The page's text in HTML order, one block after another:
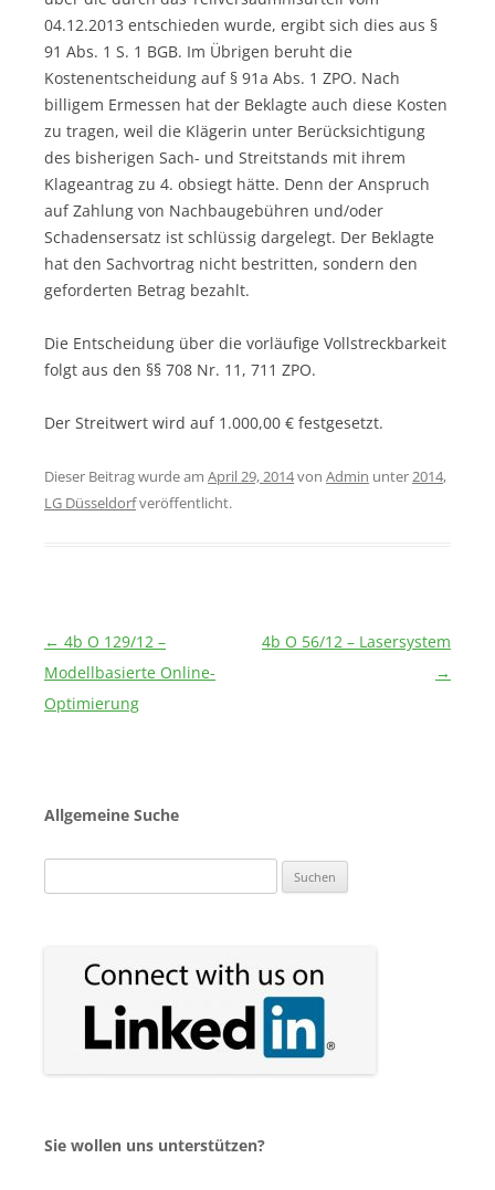
04.12.2013 entschieden wurde, ergibt sich dies aus §
91 Abs. 1 S. 1 BGB. Im Übrigen beruht die
Kostenentscheidung auf § 91a Abs. 1 ZPO. Nach
billigem Ermessen hat der Beklagte auch diese Kosten
zu tragen, weil die Klägerin unter Berücksichtigung
des bisherigen Sach- und Streitstands mit ihrem
Klageantrag zu 4. obsiegt hätte. Denn der Anspruch
auf Zahlung von Nachbaugebühren und/oder
Schadensersatz ist schlüssig dargelegt. Der Beklagte
hat den Sachvortrag nicht bestritten, sondern den
geforderten Betrag bezahlt.
Die Entscheidung über die vorläufige Vollstreckbarkeit
folgt aus den §§ 708 Nr. 11, 711 ZPO.
Der Streitwert wird auf 1.000,00 € festgesetzt.
Dieser Beitrag wurde am April 29, 2014von Admin unter 2014,
LG Düsseldorfveröffentlicht.
Beitragsnavigation
← 4b O 129/12 –
Modellbasierte Online-
Optimierung
4b O 56/12 – Lasersystem
→
Allgemeine Suche
nach:
Sie wollen uns unterstützen?